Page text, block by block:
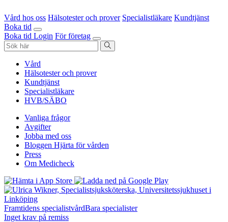
Vård hos oss Hälsotester och prover Specialistläkare Kundtjänst
Boka tid
Boka tid Login För företag
Vård
Hälsotester och prover
Kundtjänst
Specialistläkare
HVB/SÄBO
Vanliga frågor
Avgifter
Jobba med oss
Bloggen Hjärta för vården
Press
Om Medicheck
Framtidens specialistvårdBara specialister
Inget krav på remiss